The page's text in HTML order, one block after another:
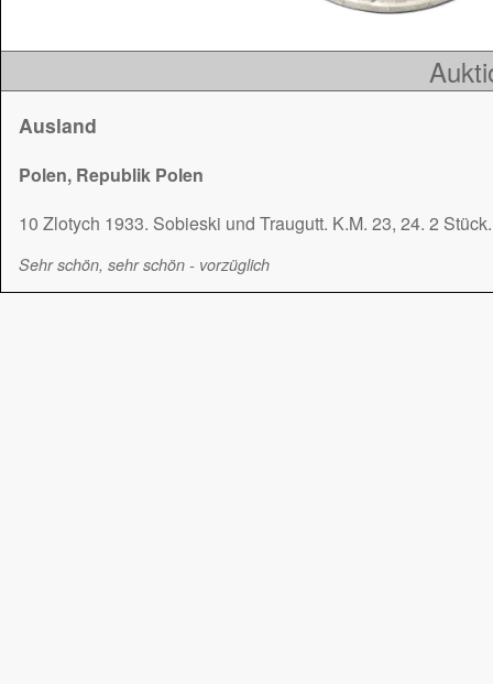
Ausland
Polen, Republik Polen
10 Zlotych 1933. Sobieski und Traugutt. K.M. 23, 24. 2 Stück.
Sehr schön, sehr schön - vorzüglich